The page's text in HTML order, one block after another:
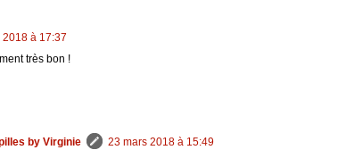
2018 à 17:37
très bon !
by Virginie
23 mars 2018 à 15:49